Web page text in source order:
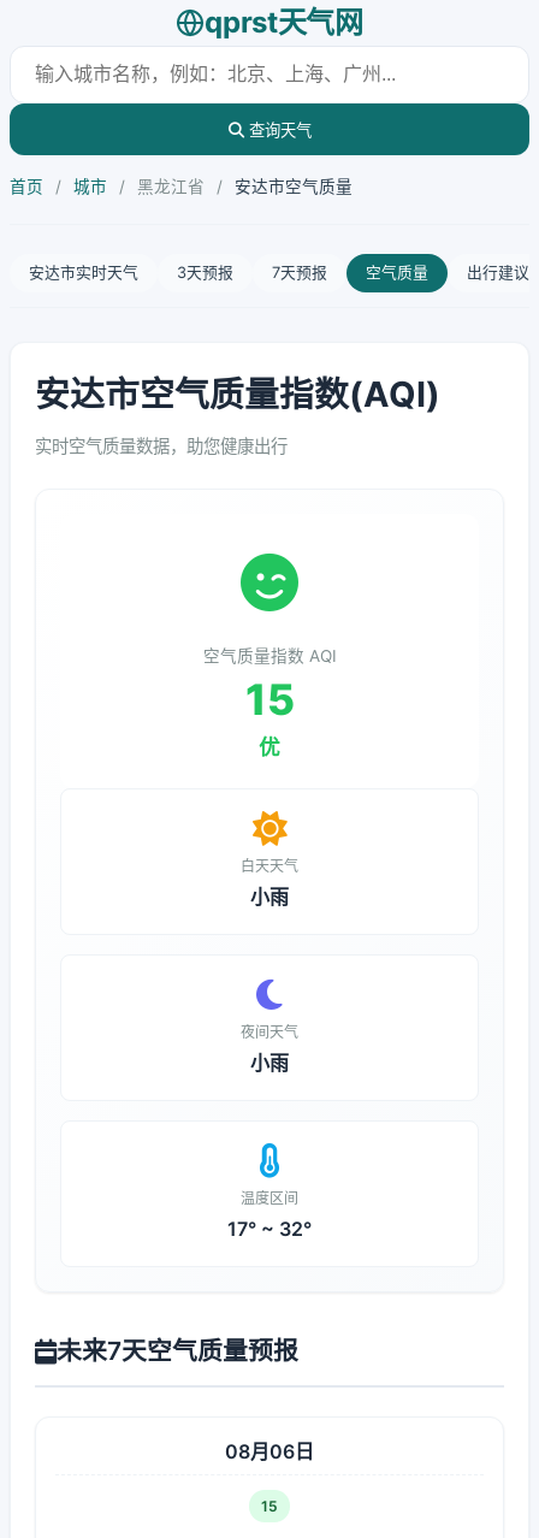
qprst天气网
查询天气
首页 / 城市 / 黑龙江省 / 安达市空气质量
安达市实时天气 3天预报 7天预报 空气质量 出行建议
安达市空气质量指数(AQI)
实时空气质量数据，助您健康出行
空气质量指数 AQI
15
优
白天天气
小雨
夜间天气
小雨
温度区间
17° ~ 32°
未来7天空气质量预报
08月06日
15